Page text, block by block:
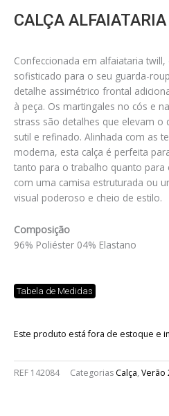
CALÇA
Confeccionada em alfaiataria
sofisticado para o seu guarda-
detalhe assimétrico frontal
à peça. Os martingales no cós e
strass são detalhes que elevam
sutil e refinado. Alinhada com as
moderna, esta calça é perfeita
tanto para o trabalho quanto
com uma camisa estruturada ou
visual poderoso e cheio de estilo.
Composição
96% Poliéster 04% Elastano
Tabela de Medidas
Este produto está fora de estoque e
REF 142084 Categorias Calça, Verão